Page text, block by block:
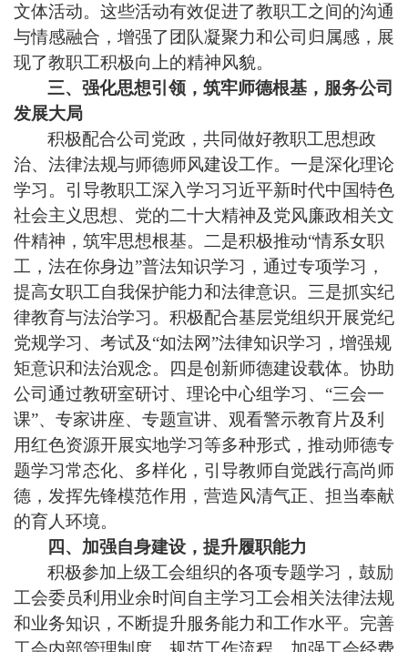
文体活动。这些活动有效促进了教职工之间的沟通
与情感融合，增强了团队凝聚力和公司归属感，展
现了教职工积极向上的精神风貌。
三、强化思想引领，筑牢师德根基，服务公司
发展大局
积极配合公司党政，共同做好教职工思想政
治、法律法规与师德师风建设工作。一是深化理论
学习。引导教职工深入学习习近平新时代中国特色
社会主义思想、党的二十大精神及党风廉政相关文
件精神，筑牢思想根基。二是积极推动“情系女职
工，法在你身边”普法知识学习，通过专项学习，
提高女职工自我保护能力和法律意识。三是抓实纪
律教育与法治学习。积极配合基层党组织开展党纪
党规学习、考试及“如法网”法律知识学习，增强规
矩意识和法治观念。四是创新师德建设载体。协助
公司通过教研室研讨、理论中心组学习、“三会一
课”、专家讲座、专题宣讲、观看警示教育片及利
用红色资源开展实地学习等多种形式，推动师德专
题学习常态化、多样化，引导教师自觉践行高尚师
德，发挥先锋模范作用，营造风清气正、担当奉献
的育人环境。
四、 加强自身建设，提升履职能力
积极参加上级工会组织的各项专题学习，鼓励
工会委员利用业余时间自主学习工会相关法律法规
和业务知识，不断提升服务能力和工作水平。完善